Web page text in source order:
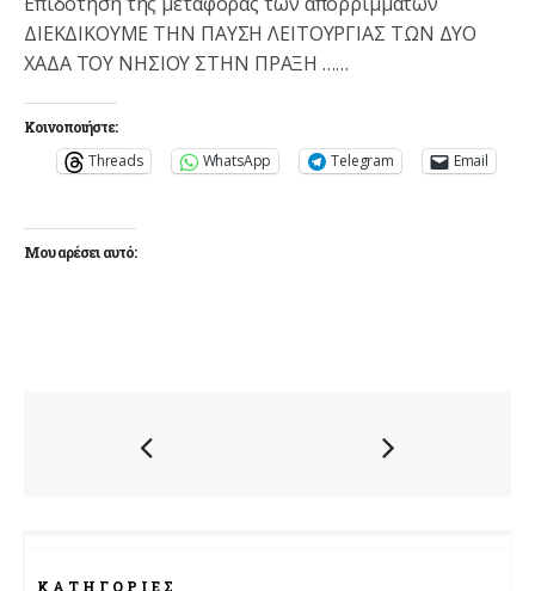
ΔΙΕΚΔΙΚΟΥΜΕ ΤΗΝ ΠΑΥΣΗ ΛΕΙΤΟΥΡΓΙΑΣ ΤΩΝ ΔΥΟ
ΧΑΔΑ ΤΟΥ ΝΗΣΙΟΥ ΣΤΗΝ ΠΡΑΞΗ ……
Κοινοποιήστε:
Threads WhatsApp Telegram Email
Μου αρέσει αυτό:
ΚΑΤΗΓΟΡΊΕΣ